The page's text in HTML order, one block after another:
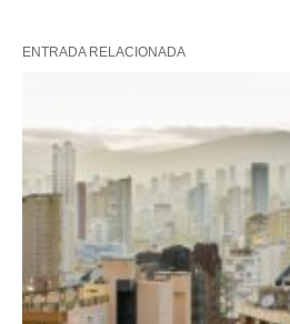
ENTRADA RELACIONADA